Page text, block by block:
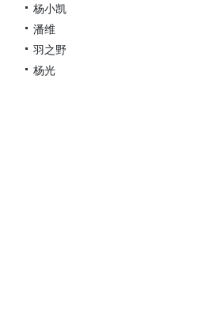
杨小凯
潘维
羽之野
杨光